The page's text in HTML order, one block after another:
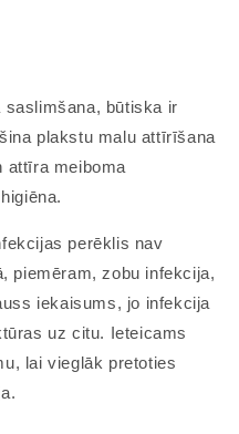
būtiska ir
plakstu malu attīrīšana
attīra meiboma
perēklis nav
piemēram, zobu infekcija,
iekaisums, jo infekcija
uz citu. Ieteicams
lai vieglāk pretoties